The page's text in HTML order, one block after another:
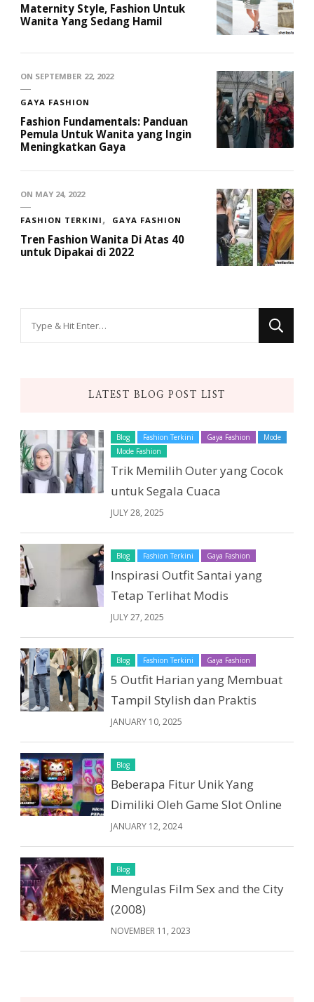
Maternity Style, Fashion Untuk
Wanita Yang Sedang Hamil
ON SEPTEMBER 22, 2022
GAYA FASHION
Fashion Fundamentals: Panduan
Pemula Untuk Wanita yang Ingin
Meningkatkan Gaya
ON MAY 24, 2022
FASHION TERKINI GAYA FASHION
Tren Fashion Wanita Di Atas 40
untuk Dipakai di 2022
LATEST BLOG POST LIST
Blog Fashion Terkini Gaya Fashion
Mode
Mode Fashion
Trik Memilih Outer yang Cocok
untuk Segala Cuaca
JULY 28, 2025
Blog Fashion Terkini Gaya Fashion
Inspirasi Outfit Santai yang
Tetap Terlihat Modis
JULY 27, 2025
Blog Fashion Terkini Gaya Fashion
5 Outfit Harian yang Membuat
Tampil Stylish dan Praktis
JANUARY 10, 2025
Blog
Beberapa Fitur Unik Yang
Dimiliki Oleh Game Slot Online
JANUARY 12, 2024
Blog
Mengulas Film Sex and the City
(2008)
NOVEMBER 11, 2023